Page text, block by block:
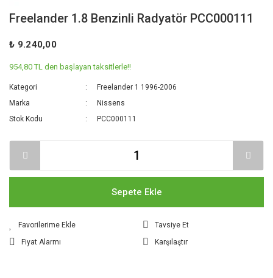
Freelander 1.8 Benzinli Radyatör PCC000111
₺ 9.240,00
954,80 TL den başlayan taksitlerle!!
Kategori
Freelander 1 1996-2006
Marka
Nissens
Stok Kodu
PCC000111
Sepete Ekle
Tavsiye Et
Fiyat Alarmı
Karşılaştır